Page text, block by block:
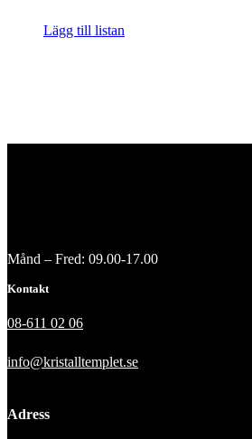
Lägg till listan
Månd – Fred: 09.00-17.00
Kontakt
08-611 02 06
info@kristalltemplet.se
Adress